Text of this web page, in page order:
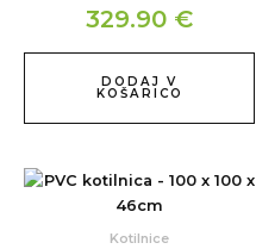
329.90 €
DODAJ V
KOŠARICO
Kotilnice